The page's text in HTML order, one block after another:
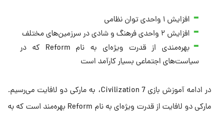
افزایش ۱ واحدی توان نظامی
افزایش ۲ واحدی فرهنگ و شادی در سرزمین‌های مختلف
بهره‌مندی از قدرت ویژه‌ای به نام Reform که در
سیاست‌های اجتماعی بسیار کارآمد است
در ادامه آموزش بازی Civilization 7، به مارکی دو لافایت می‌رسیم.
مارکی دو لافایت از قدرت ویژه‌ای به نام Reform بهره‌مند است که به